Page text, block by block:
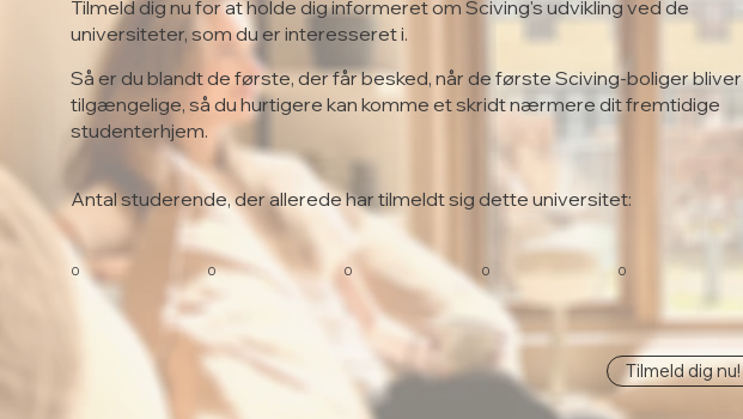
Tilmeld dig nu for at holde dig informeret om Sciving's udvikling ved de
universiteter, som du er interesseret i.
Så er du blandt de første, der får besked, når de første Sciving-boliger bliver
tilgængelige, så du hurtigere kan komme et skridt nærmere dit fremtidige
studenterhjem.
Antal studerende, der allerede har tilmeldt sig dette universitet:
0
0
0
0
0
Tilmeld dig nu!